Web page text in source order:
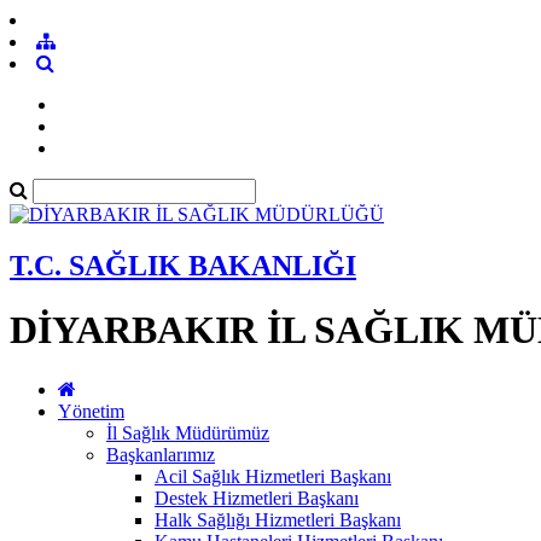
T.C. SAĞLIK BAKANLIĞI
DİYARBAKIR İL SAĞLIK
Yönetim
İl Sağlık Müdürümüz
Başkanlarımız
Acil Sağlık Hizmetleri Başkanı
Destek Hizmetleri Başkanı
Halk Sağlığı Hizmetleri Başkanı